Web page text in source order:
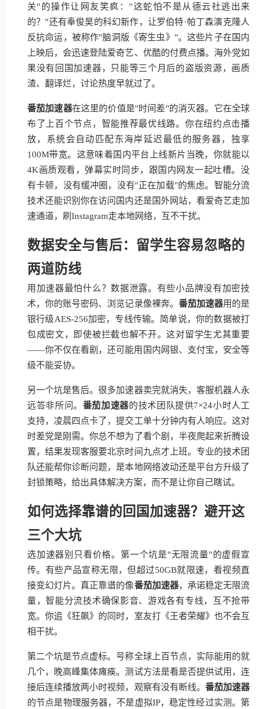
关"的操作让网友笑疯："这蛇怕不是从德云社逃出来
的？"还有奉俊昊的科幻新作，让罗伯特·帕丁森演克隆人
反抗命运，被称作"脑洞版《寄生虫》"。这些片子在国内
上映后，会迅速登陆爱奇艺、优酷的付费点播。海外党如
果没有回国加速器，只能等三个月后的盗版资源，画质
渣、翻译烂，讨论热度早就过了。
番茄加速器在这里的价值是"时间差"的消灭器。它在全球
布了上百个节点，智能推荐最优线路。你在纽约点击播
放，系统会自动匹配东海岸延迟最低的服务器，独享
100M带宽。这意味着国内平台上线新片当晚，你就能以
4K画质观看，弹幕实时同步，跟国内网友一起吐槽。没
有卡顿，没有缓冲圈，没有"正在加载"的焦虑。智能分流
技术还能识别你在访问国内还是国外网站，看爱奇艺走加
速通道，刷Instagram走本地网络，互不干扰。
数据安全与售后：留学生容易忽略的
两道防线
用加速器最怕什么？数据泄露。有些小品牌没有加密技
术，你的账号密码、浏览记录像裸奔。 番茄加速器用的是
银行级AES-256加密，专线传输。简单说，你的数据被打
包成密文，即使被拦截也解不开。这对留学生尤其重要
——你不仅在看剧，还可能用国内网银、支付宝，安全等
级不能妥协。
另一个坑是售后。很多加速器卖完就消失，客服机器人永
远答非所问。 番茄加速器的技术团队提供7×24小时人工
支持，凌晨四点卡了，提交工单十分钟内有人响应。这对
时差党是刚需。你总不想为了看个剧，半夜爬起来折腾设
置，结果发现客服要北京时间九点才上班。专业的技术团
队还能帮你诊断问题，是本地网络波动还是平台方升级了
封锁策略，给出具体解决方案，而不是让你自己瞎试。
如何选择靠谱的回国加速器？避开这
三个大坑
选加速器别只看价格。第一个坑是"无限流量"的虚假宣
传。有些产品宣称无限，但超过50GB就限速，看视频直
接变幻灯片。真正靠谱的像番茄加速器，承诺稳定无限流
量，智能分流技术确保影音、游戏各有专线，互不抢带
宽。你追《狂飙》的同时，室友打《王者荣耀》也不会互
相干扰。
第二个坑是节点虚标。号称全球上百节点，实际能用的就
几个，晚高峰集体瘫痪。测试方法是看是否提供试用，连
接后连续播放两小时视频，观察有没有断线。 番茄加速器
的节点是物理服务器，不是虚拟IP，稳定性经过实测。第